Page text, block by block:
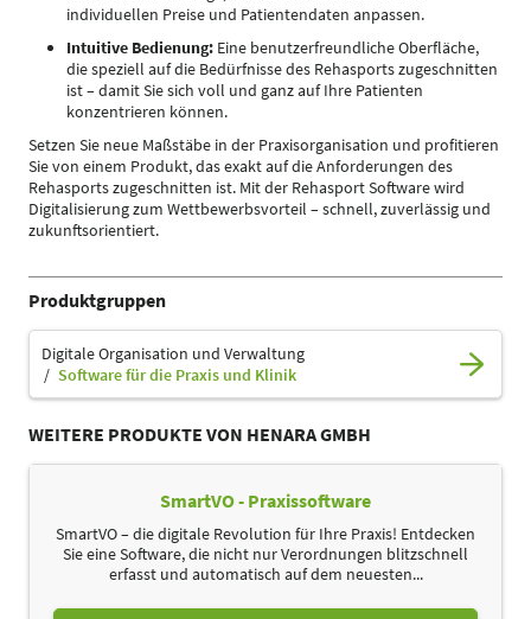
individuellen Preise und Patientendaten anpassen.
Intuitive Bedienung: Eine benutzerfreundliche Oberfläche,
die speziell auf die Bedürfnisse des Rehasports zugeschnitten
ist – damit Sie sich voll und ganz auf Ihre Patienten
konzentrieren können.
Setzen Sie neue Maßstäbe in der Praxisorganisation und profitieren
Sie von einem Produkt, das exakt auf die Anforderungen des
Rehasports zugeschnitten ist. Mit der Rehasport Software wird
Digitalisierung zum Wettbewerbsvorteil – schnell, zuverlässig und
zukunftsorientiert.
Produktgruppen
Digitale Organisation und Verwaltung
Software für die Praxis und Klinik
WEITERE PRODUKTE VON HENARA GMBH
SmartVO - Praxissoftware
SmartVO – die digitale Revolution für Ihre Praxis! Entdecken
Sie eine Software, die nicht nur Verordnungen blitzschnell
erfasst und automatisch auf dem neuesten...